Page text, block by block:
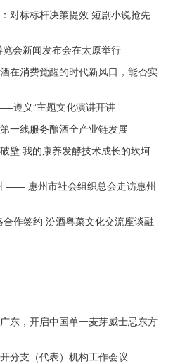
对标标杆决策提效 短剧小说抢先
会新闻发布会在太原举行
在消费觉醒的时代新风口，能否实
遵义”主题文化演讲开讲
一线服务酿酒全产业链发展
壁 我的康养发酵技术成长的坎坷
—— 惠州市社会组织总会走访惠州
作签约 汾酒粤菜文化交流座谈融
东，开启中国单一麦芽威士忌东方
分支（代表）机构工作会议